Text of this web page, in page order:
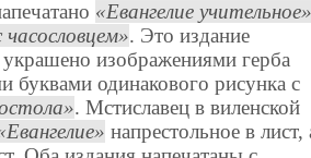
Евангелие учительное
. Это издание
изображениями герба
буквами одинакового рисунка с
. Мстиславец в виленской
Евангелие
напрестольное в лист,